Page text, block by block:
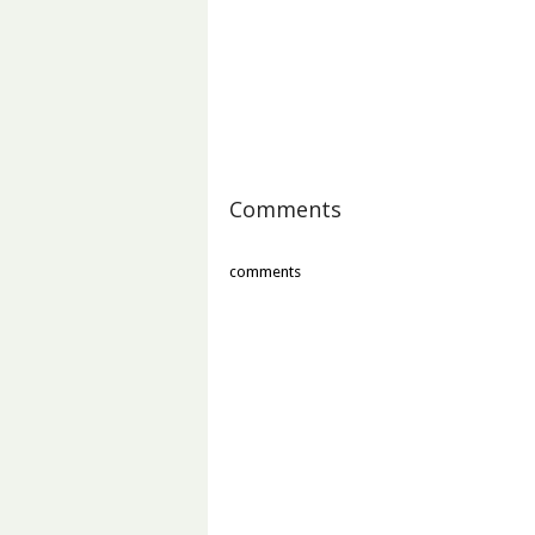
Comments
comments